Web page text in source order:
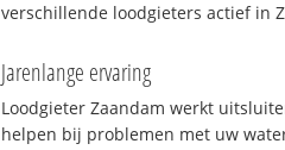
verschillende loodgieters actief in
Jarenlange ervaring
Loodgieter Zaandam werkt
helpen bij problemen met uw